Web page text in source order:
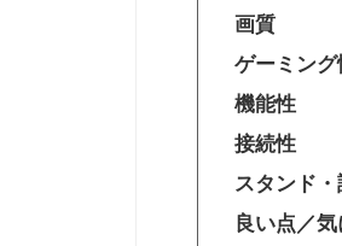
画質
ゲーミン
機能性
接続性
スタンド
良い点／